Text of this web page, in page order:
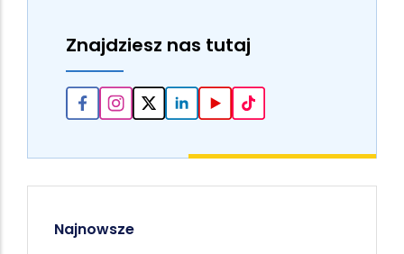
Znajdziesz nas tutaj
Najnowsze